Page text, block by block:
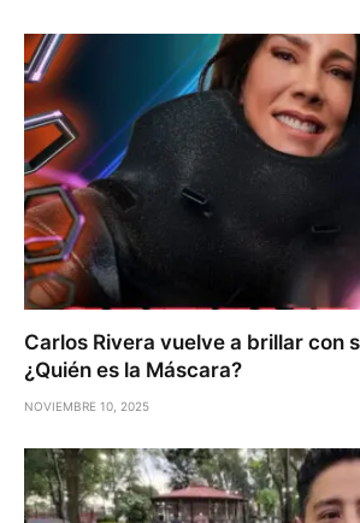
Carlos Rivera vuelve a brillar con
¿Quién es la Máscara?
NOVIEMBRE 10, 2025